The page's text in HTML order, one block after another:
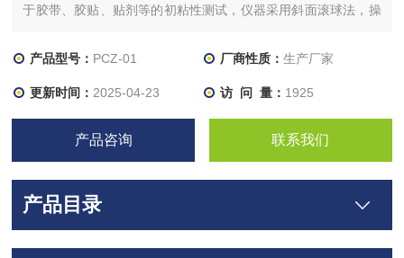
于胶带、胶贴、贴剂等的初粘性测试，仪器采用斜面滚球法，操
产品型号： PCZ-01 厂商性质： 生产厂家
更新时间： 2025-04-23 访 问 量： 1925
产品咨询 联系我们
产品目录